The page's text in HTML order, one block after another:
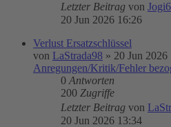
Letzter Beitrag von
20 Jun 2026 16:26
Verlust Ersatzschlüssel
von LaStrada98 » 20 Jun 2026
Anregungen/Kritik/Fehler
0 Antworten
200 Zugriffe
Letzter Beitrag von
20 Jun 2026 13:34